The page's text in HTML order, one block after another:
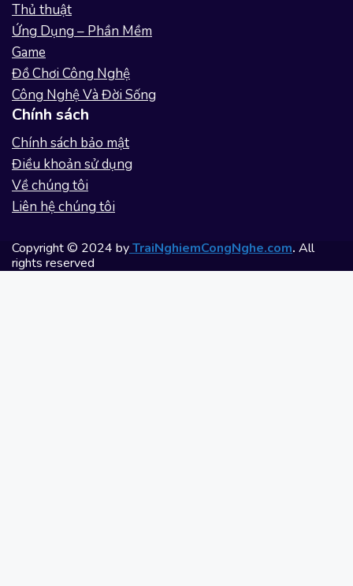
Thủ thuật
Ứng Dụng – Phần Mềm
Game
Đồ Chơi Công Nghệ
Công Nghệ Và Đời Sống
Chính sách
Chính sách bảo mật
Điều khoản sử dụng
Về chúng tôi
Liên hệ chúng tôi
Copyright © 2024 byTraiNghiemCongNghe.com. All
rights reserved